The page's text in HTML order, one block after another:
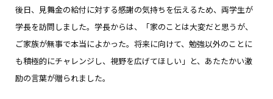
後日、見舞金の給付に対する感謝の気持ちを伝えるため、両学生が
学長を訪問しました。学長からは、「家のことは大変だと思うが、
ご家族が無事で本当によかった。将来に向けて、勉強以外のことに
も積極的にチャレンジし、視野を広げてほしい」と、あたたかい激
励の言葉が贈られました。